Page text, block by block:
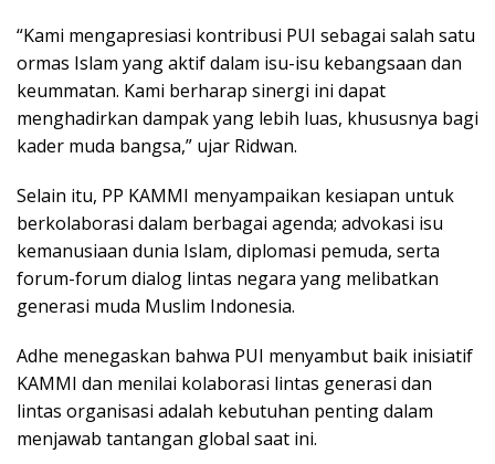
“Kami mengapresiasi kontribusi PUI sebagai salah satu
ormas Islam yang aktif dalam isu-isu kebangsaan dan
keummatan. Kami berharap sinergi ini dapat
menghadirkan dampak yang lebih luas, khususnya bagi
kader muda bangsa,” ujar Ridwan.
Selain itu, PP KAMMI menyampaikan kesiapan untuk
berkolaborasi dalam berbagai agenda; advokasi isu
kemanusiaan dunia Islam, diplomasi pemuda, serta
forum-forum dialog lintas negara yang melibatkan
generasi muda Muslim Indonesia.
Adhe menegaskan bahwa PUI menyambut baik inisiatif
KAMMI dan menilai kolaborasi lintas generasi dan
lintas organisasi adalah kebutuhan penting dalam
menjawab tantangan global saat ini.